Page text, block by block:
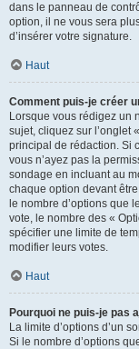
dans le panneau de
option, il ne vous sera
d’insérer votre signature.
Haut
Comment puis-je créer
Lorsque vous rédigez un
sujet, cliquez sur l’onglet
principal de rédaction. Si
vous n’ayez pas la
sondage en incluant au
chaque option devant
le nombre d’options que
vote, le nombre des «
spécifier une limite de
modifier leurs votes.
Haut
Pourquoi ne puis-je pas
La limite d’options d’un
Si le nombre d’options